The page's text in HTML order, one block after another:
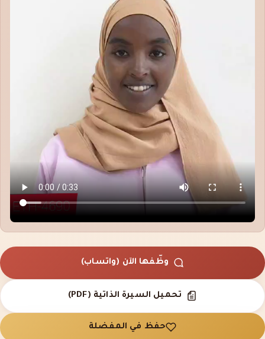
وظّفها الآن (واتساب)
تحميل السيرة الذاتية (PDF)
حفظ في المفضلة